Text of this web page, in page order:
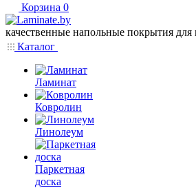
Корзина 0
качественные напольные покрытия для
Каталог
Ламинат
Ковролин
Линолеум
Паркетная
доска